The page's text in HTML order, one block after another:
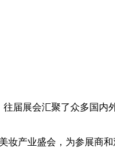
届展会汇聚了众多国
妆产业盛会，为参展